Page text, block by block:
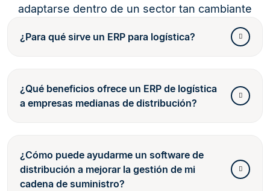
adaptarse dentro de un sector tan cambiante
¿Para qué sirve un ERP para logística?
¿Qué beneficios ofrece un ERP de logística
a empresas medianas de distribución?
¿Cómo puede ayudarme un software de
distribución a mejorar la gestión de mi
cadena de suministro?